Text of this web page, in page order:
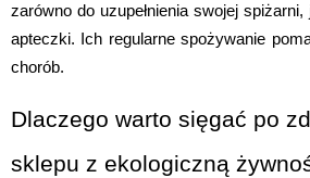
zarówno do uzupełnienia swojej
apteczki. Ich regularne spożywanie
chorób.
Dlaczego warto sięgać po
sklepu z ekologiczną